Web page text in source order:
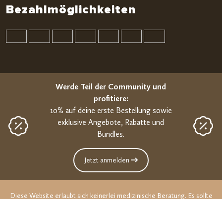
Bezahlmöglichkeiten
Werde Teil der Community und
profitiere:
10% auf deine erste Bestellung sowie
exklusive Angebote, Rabatte und
Bundles.
Jetzt anmelden
Diese Website erlaubt sich keinerlei medizinische Beratung. Es sollte